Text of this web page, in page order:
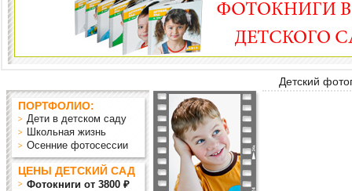
Детский
ПОРТФОЛИО:
Дети в детском саду
Школьная жизнь
Осенние фотосессии
ЦЕНЫ ДЕТСКИЙ САД
Фотокниги от 3800 ₽